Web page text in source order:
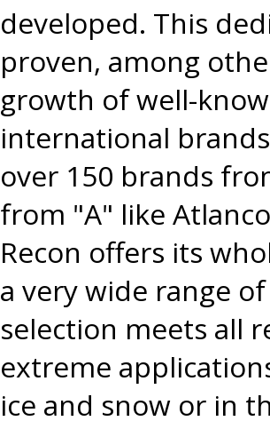
developed. This
proven, among
growth of well-
international
over 150 brands
from "A" like
Recon offers its
a very wide range
selection meets all
extreme
ice and snow or in